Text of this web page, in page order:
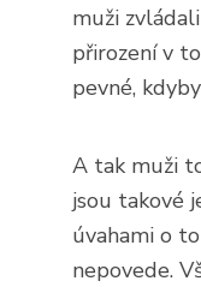
muži
přirození v
pevné,
A tak muži
jsou takové
úvahami o
nepovede.